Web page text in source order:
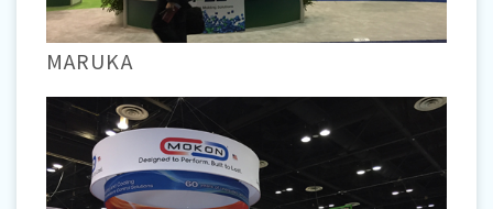
MARUKA